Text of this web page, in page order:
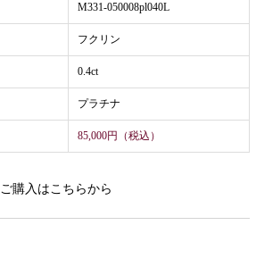
M331-050008pl040L
フクリン
0.4ct
プラチナ
85,000円（税込）
ご購入はこちらから